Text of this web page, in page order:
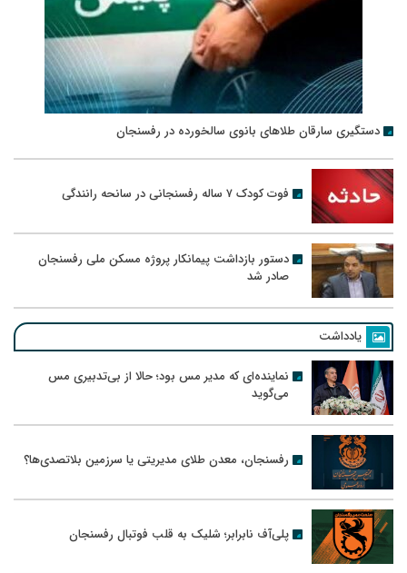
دستگیری سارقان طلاهای بانوی سالخورده در رفسنجان
فوت کودک ۷ ساله رفسنجانی در سانحه رانندگی
دستور بازداشت پیمانکار پروژه مسکن ملی رفسنجان
صادر شد
یادداشت
نماینده‌ای که مدیر مس بود؛ حالا از بی‌تدبیری مس
می‌گوید
رفسنجان، معدن طلای مدیریتی یا سرزمین بلاتصدی‌ها؟
پلی‌آف نابرابر؛ شلیک به قلب فوتبال رفسنجان